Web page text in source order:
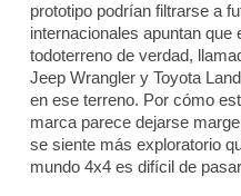
prototipo podrían filtrarse a
internacionales apuntan que
todoterreno de verdad,
Jeep Wrangler y Toyota
en ese terreno. Por cómo
marca parece dejarse
se siente más exploratorio
mundo 4x4 es difícil de